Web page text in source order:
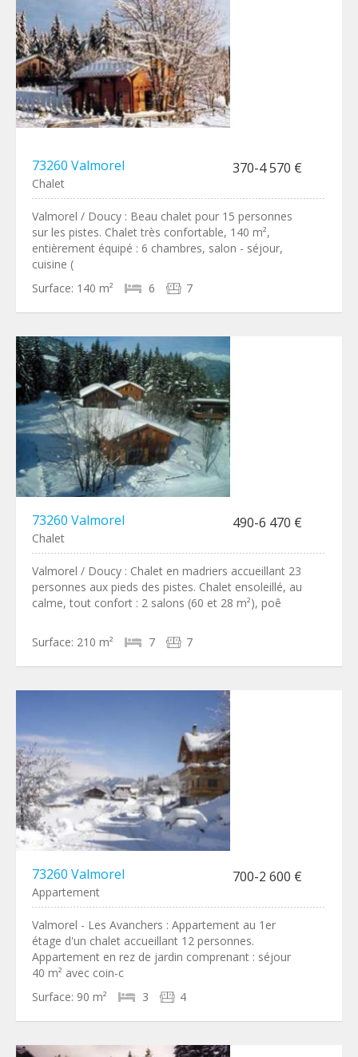
73260 Valmorel 370-4 570 €
Chalet
Valmorel / Doucy : Beau chalet pour 15 personnes
sur les pistes. Chalet très confortable, 140 m²,
entièrement équipé : 6 chambres, salon - séjour,
cuisine (
Surface: 140 m² 6 7
73260 Valmorel 490-6 470 €
Chalet
Valmorel / Doucy : Chalet en madriers accueillant 23
personnes aux pieds des pistes. Chalet ensoleillé, au
calme, tout confort : 2 salons (60 et 28 m²), poê
Surface: 210 m² 7 7
73260 Valmorel 700-2 600 €
Appartement
Valmorel - Les Avanchers : Appartement au 1er
étage d'un chalet accueillant 12 personnes.
Appartement en rez de jardin comprenant : séjour
40 m² avec coin-c
Surface: 90 m² 3 4